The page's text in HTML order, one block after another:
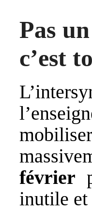
Pas
c’est
février
inutile et